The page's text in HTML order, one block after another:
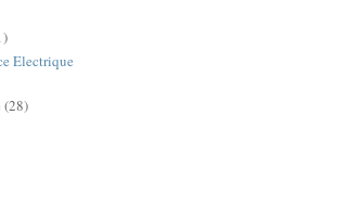
Electrique
(28)